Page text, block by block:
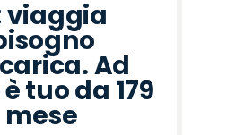
viaggia
Ad
tuo da 179